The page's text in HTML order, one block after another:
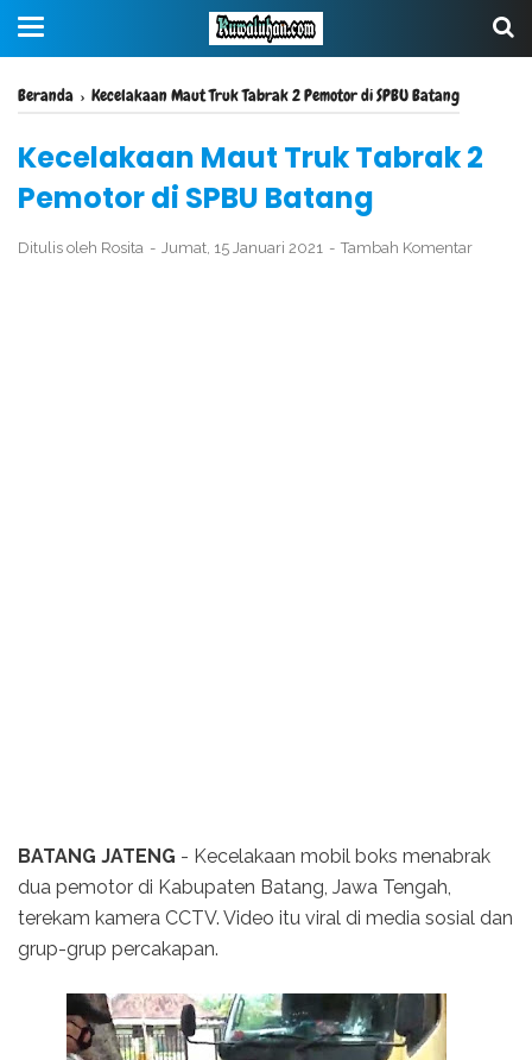
Beranda › Kecelakaan Maut Truk Tabrak 2 Pemotor di SPBU Batang
Kecelakaan Maut Truk Tabrak 2
Pemotor di SPBU Batang
Ditulis oleh Rosita Jumat, 15 Januari 2021 Tambah Komentar
BATANG JATENG - Kecelakaan mobil boks menabrak
dua pemotor di Kabupaten Batang, Jawa Tengah,
terekam kamera CCTV. Video itu viral di media sosial dan
grup-grup percakapan.